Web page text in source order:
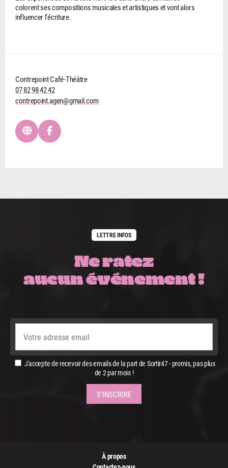
colorent ses compositions musicales et artistiques et vont alors
influencer l’écriture.
Contrepoint Café-Théâtre
07 82 98 42 42
contrepoint.agen@gmail.com
LETTRE INFOS
Ne ratez
aucun événement !
J'accepte de recevoir des emails de la part de Sortir47 - promis, pas plus
de 2 par mois !
À propos